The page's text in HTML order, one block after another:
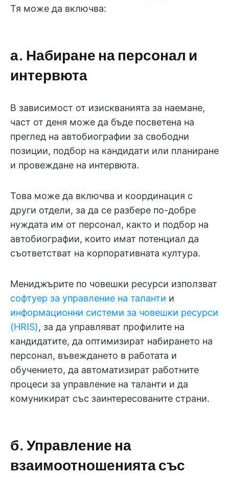
Тя може да включва:
а. Набиране на персонал и
интервюта
В зависимост от изискванията за наемане,
част от деня може да бъде посветена на
преглед на автобиографии за свободни
позиции, подбор на кандидати или планиране
и провеждане на интервюта.
Това може да включва и координация с
други отдели, за да се разбере по-добре
нуждата им от персонал, както и подбор на
автобиографии, които имат потенциал да
съответстват на корпоративната култура.
Мениджърите по човешки ресурси използват
софтуер за управление на таланти и
информационни системи за човешки ресурси
(HRIS), за да управляват профилите на
кандидатите, да оптимизират набирането на
персонал, въвеждането в работата и
обучението, да автоматизират работните
процеси за управление на таланти и да
комуникират със заинтересованите страни.
б. Управление на
взаимоотношенията със